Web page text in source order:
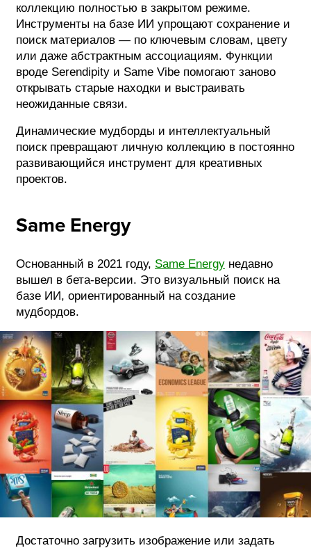
коллекцию полностью в закрытом режиме.
Инструменты на базе ИИ упрощают сохранение и
поиск материалов — по ключевым словам, цвету
или даже абстрактным ассоциациям. Функции
вроде Serendipity и Same Vibe помогают заново
открывать старые находки и выстраивать
неожиданные связи.
Динамические мудборды и интеллектуальный
поиск превращают личную коллекцию в постоянно
развивающийся инструмент для креативных
проектов.
Same Energy
Основанный в 2021 году, Same Energy недавно
вышел в бета-версии. Это визуальный поиск на
базе ИИ, ориентированный на создание
мудбордов.
Достаточно загрузить изображение или задать